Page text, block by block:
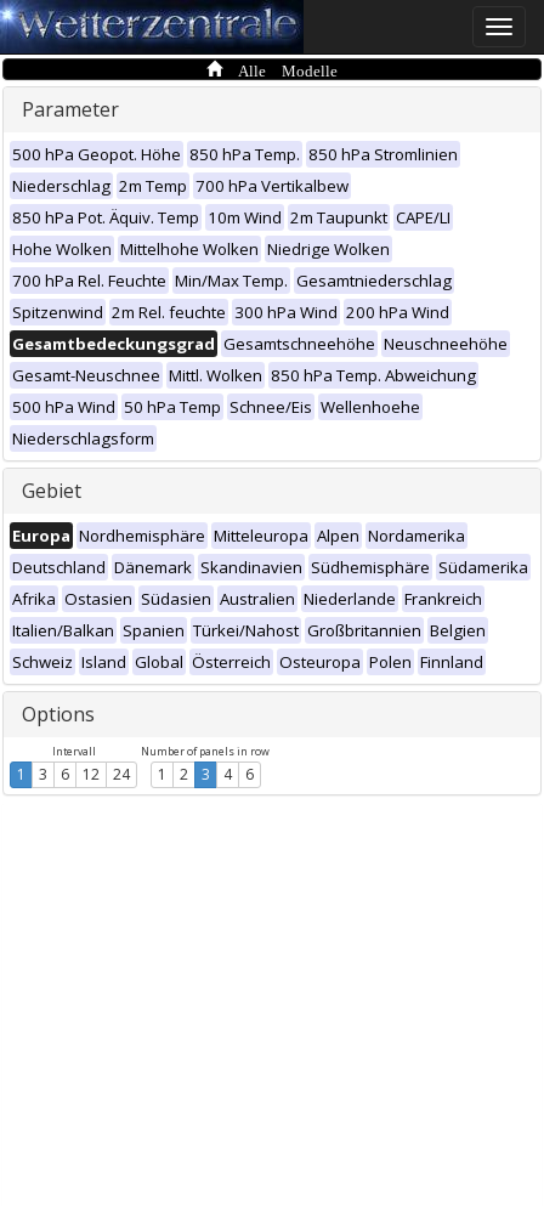
Toggle
Alle Modelle
Parameter
500 hPa Geopot. Höhe 850 hPa Temp. 850 hPa Stromlinien
Niederschlag 2m Temp 700 hPa Vertikalbew
850 hPa Pot. Äquiv. Temp 10m Wind 2m Taupunkt CAPE/LI
Hohe Wolken Mittelhohe Wolken Niedrige Wolken
700 hPa Rel. Feuchte Min/Max Temp. Gesamtniederschlag
Spitzenwind 2m Rel. feuchte 300 hPa Wind 200 hPa Wind
Gesamtbedeckungsgrad Gesamtschneehöhe Neuschneehöhe
Gesamt-Neuschnee Mittl. Wolken 850 hPa Temp. Abweichung
500 hPa Wind 50 hPa Temp Schnee/Eis Wellenhoehe
Niederschlagsform
Gebiet
Europa Nordhemisphäre Mitteleuropa Alpen Nordamerika
Deutschland Dänemark Skandinavien Südhemisphäre Südamerika
Afrika Ostasien Südasien Australien Niederlande Frankreich
Italien/Balkan Spanien Türkei/Nahost Großbritannien Belgien
Schweiz Island Global Österreich Osteuropa Polen Finnland
Options
Intervall
1 3 6 12 24
Number of panels in row
1 2 3 4 6